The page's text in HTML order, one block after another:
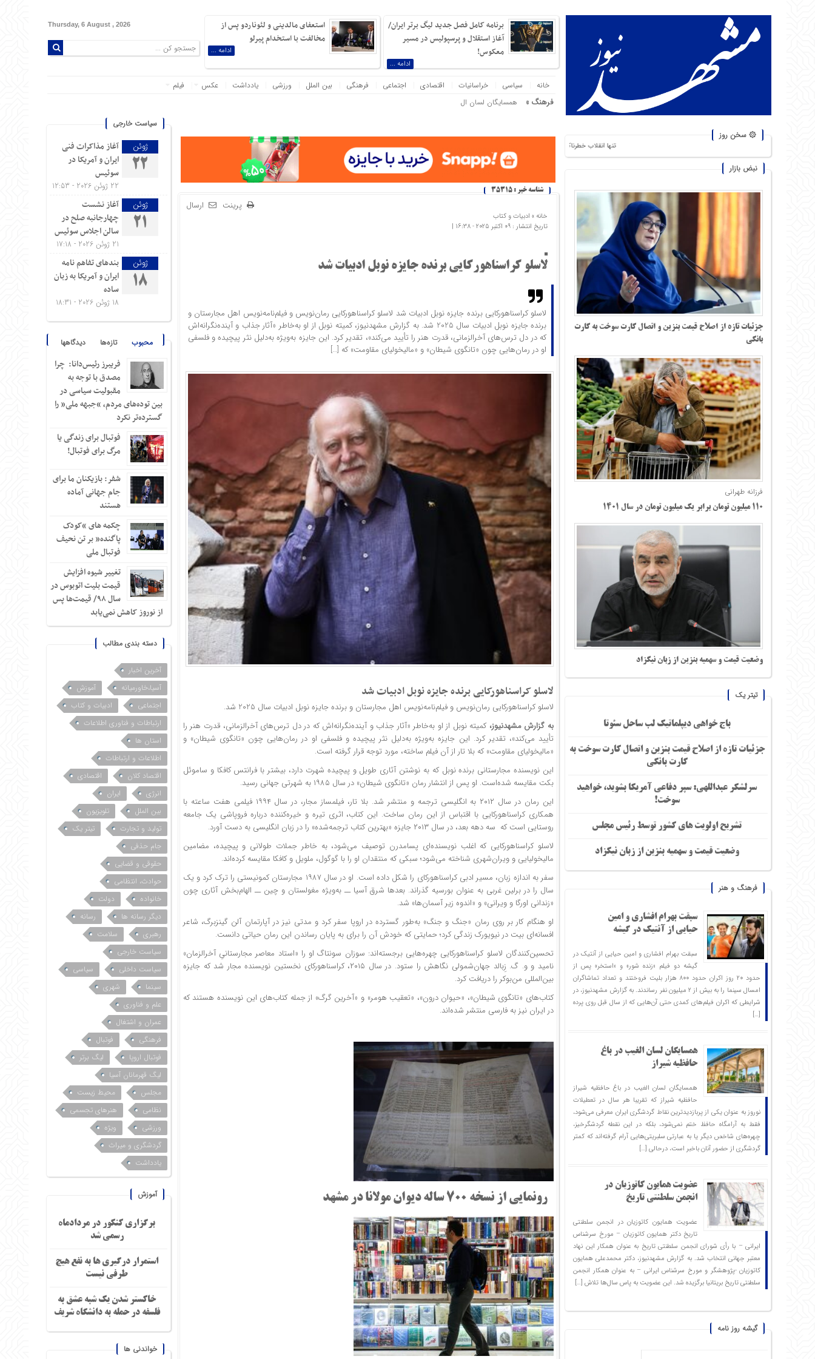
۞ سخن روز
تنها انقلاب خطرناک، انقلاب گرسنگان است. من از شورشهایی که دلیل آن بی‌نانی باشد، بیش از نبرد با یک ارتش دویست‌هزارنفری بیم دارم! ناپلئون بناپارت
نبض بازار
جزئیات تازه از اصلاح قیمت بنزین و اتصال کارت سوخت به کارت
بانکی
فرزانه طهرانی
۱۱۰ میلیون تومان برابر یک میلیون تومان در سال ۱۴۰۱
وضعیت قیمت و سهمیه بنزین از زبان نیکزاد
تیتر یک
باج خواهی دیپلماتیک لب ساحل سئوتا
جزئیات تازه از اصلاح قیمت بنزین و اتصال کارت سوخت به
کارت بانکی
سرلشکر عبداللهی: سپر دفاعی آمریکا بشوید، خواهید
سوخت!
تشریح اولویت های کشور توسط رئیس مجلس
وضعیت قیمت و سهمیه بنزین از زبان نیکزاد
فرهنگ و هنر
سبقت بهرام افشاری و امین
حیایی از آنتیک در گیشه
سبقت بهرام افشاری و امین حیایی از آنتیک در
گیشه دو فیلم «زنده شور» و «استخر» پس از
حدود ۲۰ روز اکران حدود ۸۰۰ هزار بلیت فروختند و تعداد تماشاگران
امسال سینما را به بیش از ۲ میلیون نفر رساندند. به گزارش مشهدنیوز، در
شرایطی که اکران فیلم‌های کمدی حتی آن‌هایی که از سال قبل روی پرده
[…]
همسایگان لسان الغیب در باغ
حافظیه شیراز
همسایگان لسان الغیب در باغ حافظیه شیراز
حافظیه‌ شیراز که تقریبا هر سال در تعطیلات
نوروز به عنوان یکی از پربازدیدترین نقاط گردشگری ایران معرفی می‌شود،
فقط به آرامگاه حافظ ختم نمی‌شود، بلکه در این نقطه گردشگرخیز،
چهره‌های شاخص دیگر یا به عبارتی سلبریتی‌هایی آرام گرفته‌اند که کمتر
گردشگری از حضور آنان باخبر است، درحالی […]
عضویت همایون کاتوزیان در
انجمن سلطنتی تاریخ
عضویت همایون کاتوزیان در انجمن سلطنتی
تاریخ دکتر همایون کاتوزیان – مورخ سرشناس
ایرانی – با رأی شورای انجمن سلطنتی تاریخ به عنوان همکار این نهاد
معتبر جهانی انتخاب شد. به گزارش مشهدنیوز، دکتر محمدعلی همایون
کاتوزیان -پژوهشگر و مورخ سرشناس ایرانی – به عنوان همکار انجمن
سلطنتی تاریخ بریتانیا برگزیده شد. این عضویت به پاس سال‌ها تلاش […]
گیشه روز نامه
برنامه کامل فصل جدید لیگ برتر ایران/
آغاز استقلال و پرسپولیس در مسیر
معکوس!
ادامه ...
استعفای مالدینی و لئوناردو پس از
مخالفت با استخدام پیرلو
ادامه ...
Thursday, 6 August , 2026
خانه سیاسی خراسانیات اقتصادی اجتماعی فرهنگی بین الملل ورزشی یادداشت عکس فیلم
فرهنگ » همسایگان لسان الغیب در باغ حافظیه شیراز
شناسه خبر : 35315
ارسال پرینت
خانه » ادبیات و کتاب
تاریخ انتشار : 09 اکتبر 2025 - 16:38 |
لاسلو کراسناهورکایی برنده جایزه نوبل ادبیات شد
لاسلو کراسناهورکایی برنده جایزه نوبل ادبیات شد لاسلو کراسناهورکایی رمان‌نویس و فیلم‌نامه‌نویس اهل مجارستان و
برنده جایزه نوبل ادبیات سال 2025 شد. به گزارش مشهدنیوز، کمیته نوبل از او به‌خاطر «آثار جذاب و آینده‌نگرانه‌اش
که در دل ترس‌های آخرالزمانی، قدرت هنر را تأیید می‌کند»، تقدیر کرد. این جایزه به‌ویژه به‌دلیل نثر پیچیده و فلسفی
او در رمان‌هایی چون «تانگوی شیطان» و «مالیخولیای مقاومت» که […]
لاسلو کراسناهورکایی برنده جایزه نوبل ادبیات شد
لاسلو کراسناهورکایی رمان‌نویس و فیلم‌نامه‌نویس اهل مجارستان و برنده جایزه نوبل ادبیات سال 2025 شد.
به گزارشمشهدنیوز،کمیته نوبل از او به‌خاطر «آثار جذاب و آینده‌نگرانه‌اش که در دل ترس‌های آخرالزمانی، قدرت هنر را
تأیید می‌کند»، تقدیر کرد. این جایزه به‌ویژه به‌دلیل نثر پیچیده و فلسفی او در رمان‌هایی چون «تانگوی شیطان» و
«مالیخولیای مقاومت» که بلا تار از آن فیلم ساخته، مورد توجه قرار گرفته است.
این نویسنده مجارستانی برنده نوبل که به نوشتن آثاری طویل و پیچیده شهرت دارد، بیشتر با فرانتس کافکا و ساموئل
بکت مقایسه شده‌است. او پس از انتشار رمان «تانگوی شیطان» در سال ۱۹۸۵ به شهرتی جهانی رسید.
این رمان در سال ۲۰۱۲ به انگلیسی ترجمه و منتشر شد. بلا تار، فیلمساز مجار، در سال ۱۹۹۴ فیلمی هفت ساعته با
همکاری کراسناهورکایی با اقتباس از این رمان ساخت. این کتاب، اثری تیره و خیره‌کننده درباره فروپاشی یک جامعه
روستایی است که سه دهه بعد، در سال ۲۰۱۳ جایزه «بهترین کتاب ترجمه‌شده» را در زبان انگلیسی به دست آورد.
لاسلو کراسناهورکایی که اغلب نویسنده‌ای پسامدرن توصیف می‌شود، به خاطر جملات طولانی و پیچیده، مضامین
مالیخولیایی و ویران‌شهری شناخته می‌شود؛ سبکی که منتقدان او را با گوگول، ملویل و کافکا مقایسه کرده‌اند.
سفر به اندازه زبان، مسیر ادبی کراسناهورکای را شکل داده است. او در سال ۱۹۸۷ مجارستان کمونیستی را ترک کرد و یک
سال را در برلین غربی به عنوان بورسیه گذراند. بعدها شرق آسیا ــ به‌ویژه مغولستان و چین ــ الهام‌بخش آثاری چون
«زندانی اورگا و ویرانی» و «اندوه زیر آسمان‌ها» شد.
او هنگام کار بر روی رمان «جنگ و جنگ» به‌طور گسترده در اروپا سفر کرد و مدتی نیز در آپارتمان آلن گینزبرگ، شاعر
افسانه‌ای بیت در نیویورک زندگی کرد؛ حمایتی که خودش آن را برای به پایان رساندن این رمان حیاتی دانست.
تحسین‌کنندگان لاسلو کراسناهورکایی چهره‌هایی برجسته‌اند: سوزان سونتاگ او را «استاد معاصر مجارستانیِ آخرالزمان»
نامید و و. گ. زِبالد جهان‌شمولی نگاهش را ستود. در سال ۲۰۱۵، کراسناهورکای نخستین نویسنده مجار شد که جایزه
بین‌المللی من‌بوکر را دریافت کرد.
کتاب‌های «تانگوی شیطان»، «حیوان درون»، «تعقیب هومر» و «آخرین گرگ» از جمله کتاب‌های این نویسنده هستند که
در ایران نیز به فارسی منتشر شده‌اند.
رونمایی از نسخه 700 ساله دیوان مولانا در مشهد
سیاست خارجی
ژوئن
22
آغاز مذاکرات فنی
ایران و آمریکا در
سوئیس
22 ژوئن 2026 - 12:53
ژوئن
21
آغاز نشست
چهارجانبه صلح در
سالن اجلاس سوئیس
21 ژوئن 2026 - 17:18
ژوئن
18
بندهای تفاهم نامه
ایران و آمریکا به زبان
ساده
18 ژوئن 2026 - 18:31
محبوب تازه‌ها دیدگاهها
فریبرز رئیس‌دانا: چرا
مصدق با توجه به
مقبولیت سیاسی در
بین توده‌های مردم، “جبهه ملی” را
گسترده‌تر نکرد
فوتبال برای زندگی یا
مرگ برای فوتبال!
شفر: بازیکنان ما برای
جام جهانی آماده
هستند
چکمه های “کودک
پاگنده” بر تن نحیف
فوتبال ملی
تغییر شیوه افزایش
قیمت بلیت اتوبوس در
سال ۹۸/ قیمت‌ها پس
از نوروز کاهش نمی‌یابد
دسته بندی مطالب
آخرین اخبار
آسیا،خاورمیانه
آموزش
اجتماعی
ادبیات و کتاب
ارتباطات و فناوری اطلاعات
استان ها
اطلاعات و ارتباطات
اقتصاد کلان
اقتصادی
انرژی
ایران
بین الملل
تلویزیون
تولید و تجارت
تیتر یک
جام حذفی
حقوقی و قضایی
حوادث، انتظامی
خانواده
دولت
دیگر رسانه ها
رسانه
رهبری
سلامت
سیاست خارجی
سیاست داخلی
سیاسی
سینما
شهری
علم و فناوری
عمران و اشتغال
فرهنگی
فوتبال
فوتبال اروپا
لیگ برتر
لیگ قهرمانان آسیا
مجلس
محیط زیست
نظامی
هنرهای تجسمی
ورزشی
ویژه
گردشگری و میراث
یادداشت
آموزش
برگزاری کنکور در مردادماه
رسمی شد
استمرار درگیری ها به نفع هیچ
طرفی نیست
خاکستر شدن یک شبه عشق به
فلسفه در حمله به دانشگاه شریف
خواندنی ها